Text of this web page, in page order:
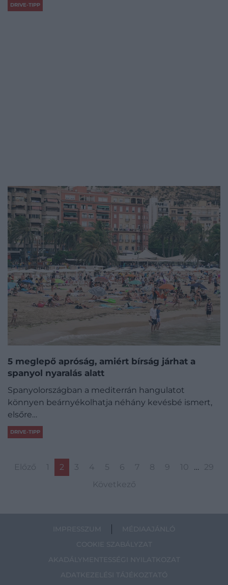
DRIVE-TIPP
5 meglepő apróság, amiért bírság járhat a
spanyol nyaralás alatt
Spanyolországban a mediterrán hangulatot
könnyen beárnyékolhatja néhány kevésbé ismert,
elsőre…
DRIVE-TIPP
Előző 2 3 4 5 6 7 8 9 10 …
29
Következő